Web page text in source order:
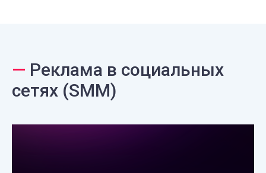
— Реклама в социальных
сетях (SMM)